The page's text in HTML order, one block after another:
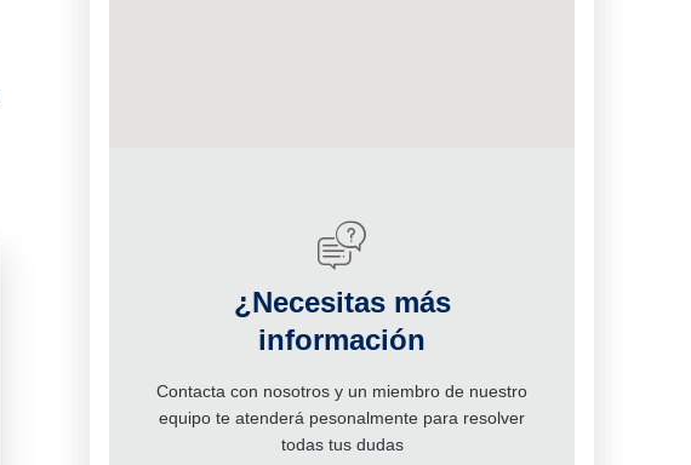
¿Necesitas más
información
Contacta con nosotros y un miembro de nuestro
equipo te atenderá pesonalmente para resolver
todas tus dudas